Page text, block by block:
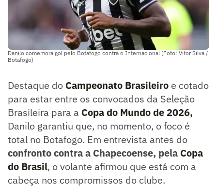
Danilo comemora gol pelo Botafogo contra o Internacional (Foto: Vitor Silva /
Botafogo)
Destaque do Campeonato Brasileiro e cotado
para estar entre os convocados da Seleção
Brasileira para a Copa do Mundo de 2026,
Danilo garantiu que, no momento, o foco é
total no Botafogo. Em entrevista antes do
confronto contra a Chapecoense, pela Copa
do Brasil, o volante afirmou que está com a
cabeça nos compromissos do clube.